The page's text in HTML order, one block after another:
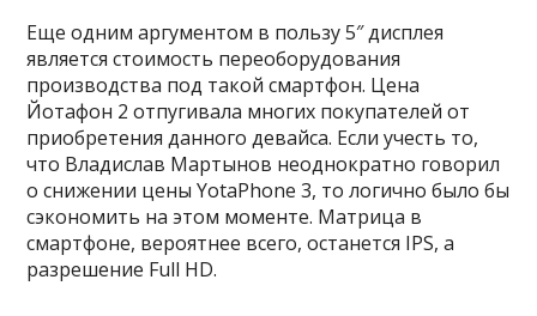
Еще одним аргументом в пользу 5″ дисплея
является стоимость переоборудования
производства под такой смартфон. Цена
Йотафон 2 отпугивала многих покупателей от
приобретения данного девайса. Если учесть то,
что Владислав Мартынов неоднократно говорил
о снижении цены YotaPhone 3, то логично было бы
сэкономить на этом моменте. Матрица в
смартфоне, вероятнее всего, останется IPS, а
разрешение Full HD.